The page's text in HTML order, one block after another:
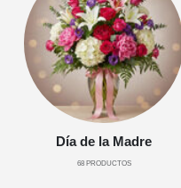
Día de la Madre
68PRODUCTOS